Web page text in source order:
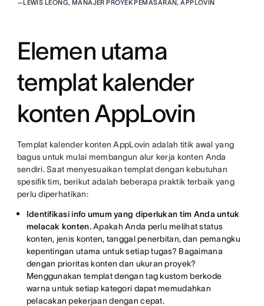
—LEWIS LEONG, MANAJER PROYEK PEMASARAN, APPLOVIN
Elemen utama
templat kalender
konten AppLovin
Templat kalender konten AppLovin adalah titik awal yang
bagus untuk mulai membangun alur kerja konten Anda
sendiri. Saat menyesuaikan templat dengan kebutuhan
spesifik tim, berikut adalah beberapa praktik terbaik yang
perlu diperhatikan:
Identifikasi info umum yang diperlukan tim Anda untuk
melacak konten.Apakah Anda perlu melihat status
konten, jenis konten, tanggal penerbitan, dan pemangku
kepentingan utama untuk setiap tugas? Bagaimana
dengan prioritas konten dan ukuran proyek?
Menggunakan templat dengan tag kustom berkode
warna untuk setiap kategori dapat memudahkan
pelacakan pekerjaan dengan cepat.